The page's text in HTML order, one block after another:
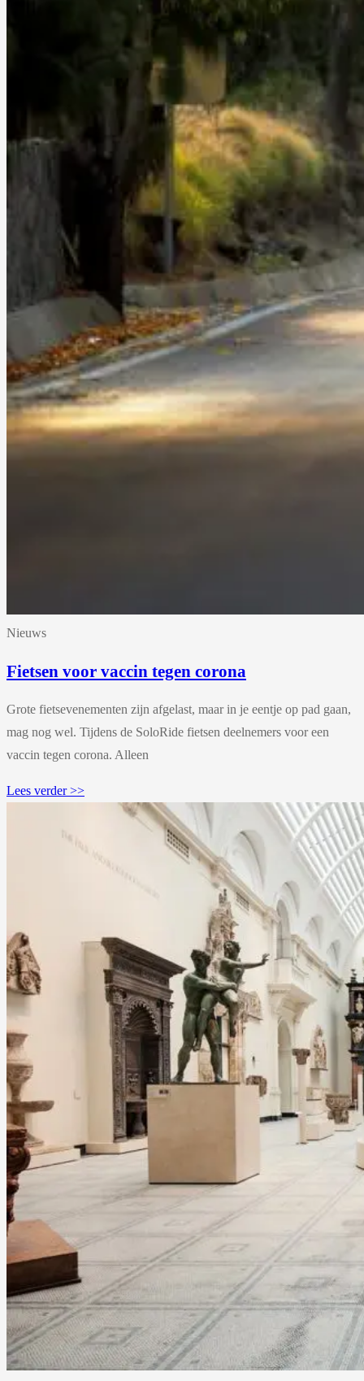
Nieuws
Fietsen voor vaccin tegen corona
Grote fietsevenementen zijn afgelast, maar in je eentje op pad gaan,
mag nog wel. Tijdens de SoloRide fietsen deelnemers voor een
vaccin tegen corona. Alleen
Lees verder >>